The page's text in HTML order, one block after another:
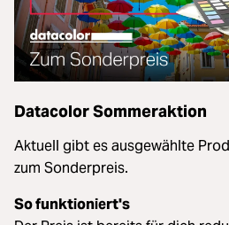
Datacolor Sommeraktion
Aktuell gibt es ausgewählte
zum Sonderpreis.
So funktioniert's